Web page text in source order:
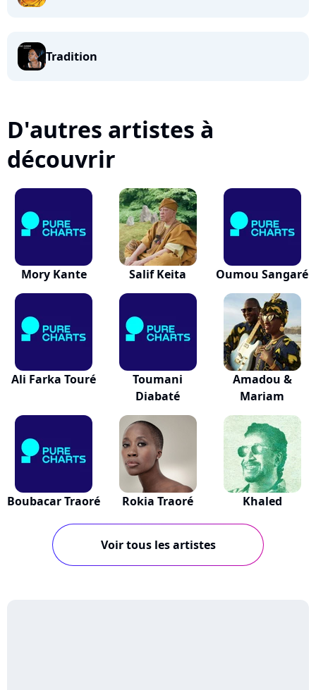
Tradition
D'autres artistes à
découvrir
Mory Kante Salif Keita Oumou Sangaré
Ali Farka Touré
Toumani
Diabaté
Amadou &
Mariam
Boubacar Traoré Rokia Traoré Khaled
Voir tous les artistes